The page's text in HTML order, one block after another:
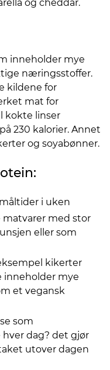
og cheddar.
inneholder mye
næringsstoffer.
kildene for
mat for
kokte linser
230 kalorier. Annet
og soyabønner.
i uken
matvarer med stor
eller som
kikerter
inneholder mye
et vegansk
som
dag? det gjør
utover dagen